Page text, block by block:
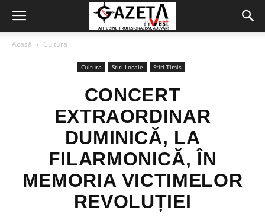
Acasă Cultura
Cultura Stiri Locale Stiri Timis
CONCERT
EXTRAORDINAR
DUMINICĂ, LA
FILARMONICĂ, ÎN
MEMORIA VICTIMELOR
REVOLUȚIEI